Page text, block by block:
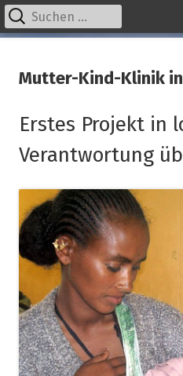
zum
Primäres
Suchen
nach:
Mutter-Kind-Klinik
Erstes Projekt in
Verantwortung